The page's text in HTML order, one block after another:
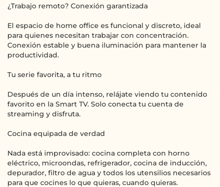
¿Trabajo remoto? Conexión garantizada
El espacio de home office es funcional y discreto, ideal
para quienes necesitan trabajar con concentración.
Conexión estable y buena iluminación para mantener la
productividad.
Tu serie favorita, a tu ritmo
Después de un día intenso, relájate viendo tu contenido
favorito en la Smart TV. Solo conecta tu cuenta de
streaming y disfruta.
Cocina equipada de verdad
Nada está improvisado: cocina completa con horno
eléctrico, microondas, refrigerador, cocina de inducción,
depurador, filtro de agua y todos los utensilios necesarios
para que cocines lo que quieras, cuando quieras.